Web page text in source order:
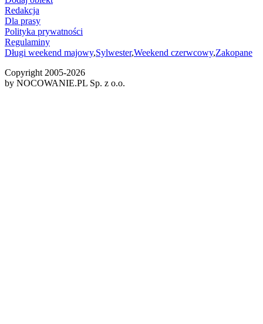
Redakcja
Dla prasy
Polityka prywatności
Regulaminy
Długi weekend majowy,Sylwester,Weekend czerwcowy,Zakopane
Copyright 2005-2026
by NOCOWANIE.PL Sp. z o.o.